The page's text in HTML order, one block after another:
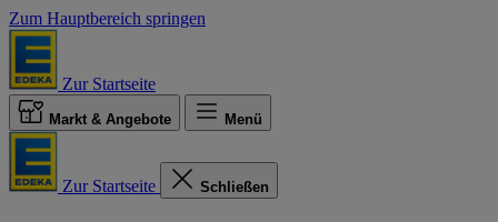
Zum Hauptbereich springen
Zur Startseite
Markt & Angebote Menü
Zur Startseite Schließen